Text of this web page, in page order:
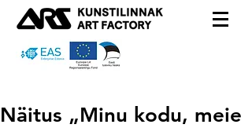
Näitus „Minu kodu, meie